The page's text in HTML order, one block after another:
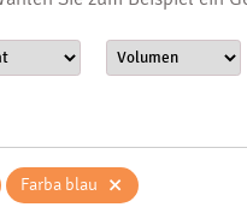
Farba blau ×